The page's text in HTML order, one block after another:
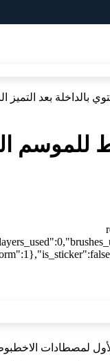
بعد التميز
للموسم
لمصطادات